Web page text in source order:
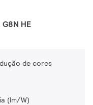
HE
de cores
(lm/W)